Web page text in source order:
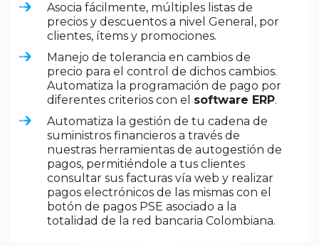
Asocia fácilmente, múltiples listas de
precios y descuentos a nivel General, por
clientes, ítems y promociones.
Manejo de tolerancia en cambios de
precio para el control de dichos cambios.
Automatiza la programación de pago por
diferentes criterios con el software ERP.
Automatiza la gestión de tu cadena de
suministros financieros a través de
nuestras herramientas de autogestión de
pagos, permitiéndole a tus clientes
consultar sus facturas vía web y realizar
pagos electrónicos de las mismas con el
botón de pagos PSE asociado a la
totalidad de la red bancaria Colombiana.